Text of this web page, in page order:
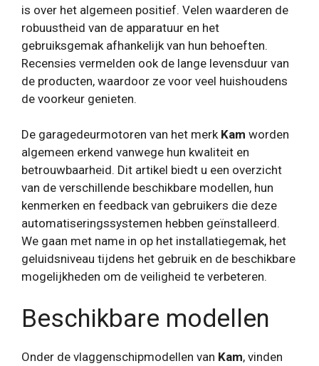
is over het algemeen positief. Velen waarderen de
robuustheid van de apparatuur en het
gebruiksgemak afhankelijk van hun behoeften.
Recensies vermelden ook de lange levensduur van
de producten, waardoor ze voor veel huishoudens
de voorkeur genieten.
De garagedeurmotoren van het merk Kam worden
algemeen erkend vanwege hun kwaliteit en
betrouwbaarheid. Dit artikel biedt u een overzicht
van de verschillende beschikbare modellen, hun
kenmerken en feedback van gebruikers die deze
automatiseringssystemen hebben geïnstalleerd.
We gaan met name in op het installatiegemak, het
geluidsniveau tijdens het gebruik en de beschikbare
mogelijkheden om de veiligheid te verbeteren.
Beschikbare modellen
Onder de vlaggenschipmodellen van Kam, vinden